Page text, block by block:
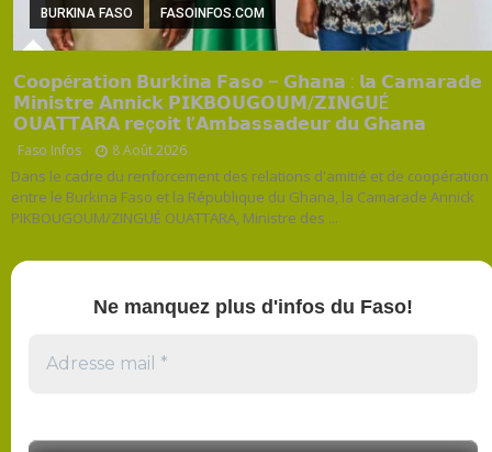
BURKINA FASO FASOINFOS.COM
𝗖𝗼𝗼𝗽é𝗿𝗮𝘁𝗶𝗼𝗻 𝗕𝘂𝗿𝗸𝗶𝗻𝗮 𝗙𝗮𝘀𝗼 – 𝗚𝗵𝗮𝗻𝗮 : 𝗹𝗮 𝗖𝗮𝗺𝗮𝗿𝗮𝗱𝗲
𝗠𝗶𝗻𝗶𝘀𝘁𝗿𝗲 𝗔𝗻𝗻𝗶𝗰𝗸 𝗣𝗜𝗞𝗕𝗢𝗨𝗚𝗢𝗨𝗠/𝗭𝗜𝗡𝗚𝗨É
𝗢𝗨𝗔𝗧𝗧𝗔𝗥𝗔 𝗿𝗲ç𝗼𝗶𝘁 𝗹’𝗔𝗺𝗯𝗮𝘀𝘀𝗮𝗱𝗲𝘂𝗿 𝗱𝘂 𝗚𝗵𝗮𝗻𝗮
Faso Infos 8 Août 2026
Dans le cadre du renforcement des relations d'amitié et de coopération
entre le Burkina Faso et la République du Ghana, la Camarade Annick
PIKBOUGOUM/ZINGUÉ OUATTARA, Ministre des ...
Ne manquez plus d'infos du Faso!